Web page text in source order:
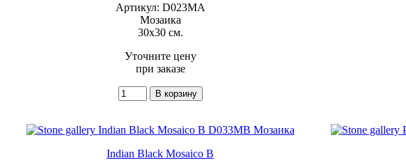
Артикул: D023MA
Мозаика
30x30 см.
Уточните цену
при заказе
Indian Black Mosaico B